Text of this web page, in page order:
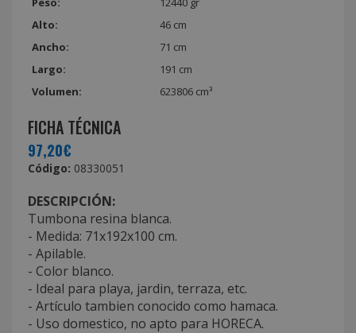
Alto:
46 cm
Ancho:
71 cm
Largo:
191 cm
Volumen:
623806 cm³
FICHA TÉCNICA
97,20€
Código: 08330051
DESCRIPCIÓN:
Tumbona resina blanca.
- Medida: 71x192x100 cm.
- Apilable.
- Color blanco.
- Ideal para playa, jardin, terraza, etc.
- Artículo tambien conocido como hamaca.
- Uso domestico, no apto para HORECA.